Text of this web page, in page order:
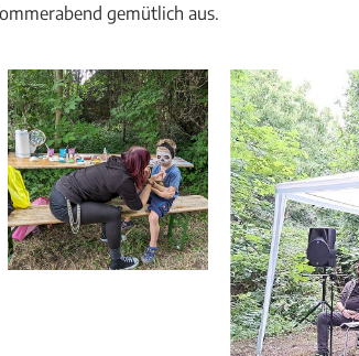
gemütlich aus.